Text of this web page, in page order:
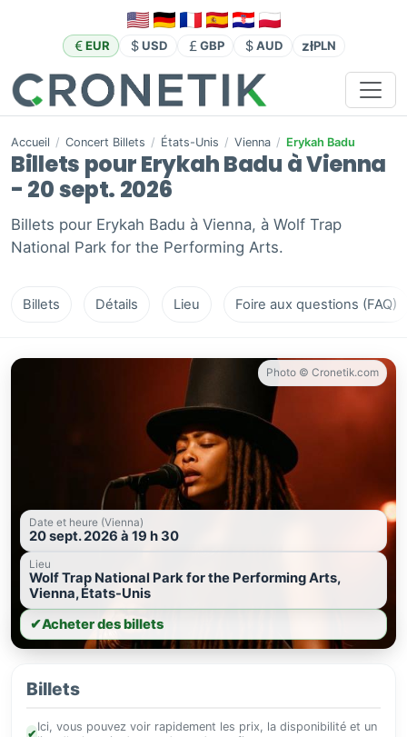
EUR USD GBP AUD złPLN
Accueil / Concert Billets / États-Unis / Vienna / Erykah Badu
Billets pour Erykah Badu à Vienna
- 20 sept. 2026
Billets pour Erykah Badu à Vienna, à Wolf Trap
National Park for the Performing Arts.
Billets Détails Lieu Foire aux questions (FAQ)
Photo © Cronetik.com
Date et heure (Vienna)
20 sept. 2026 à 19 h 30
Lieu
Wolf Trap National Park for the Performing Arts,
Vienna, États-Unis
✔Acheter des billets
Billets
✔
Ici, vous pouvez voir rapidement les prix, la disponibilité et un